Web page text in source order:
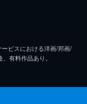
ビスにおける洋画/邦画/
有料作品あり。